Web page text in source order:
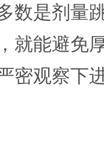
数是剂量
就能避免
密观察下